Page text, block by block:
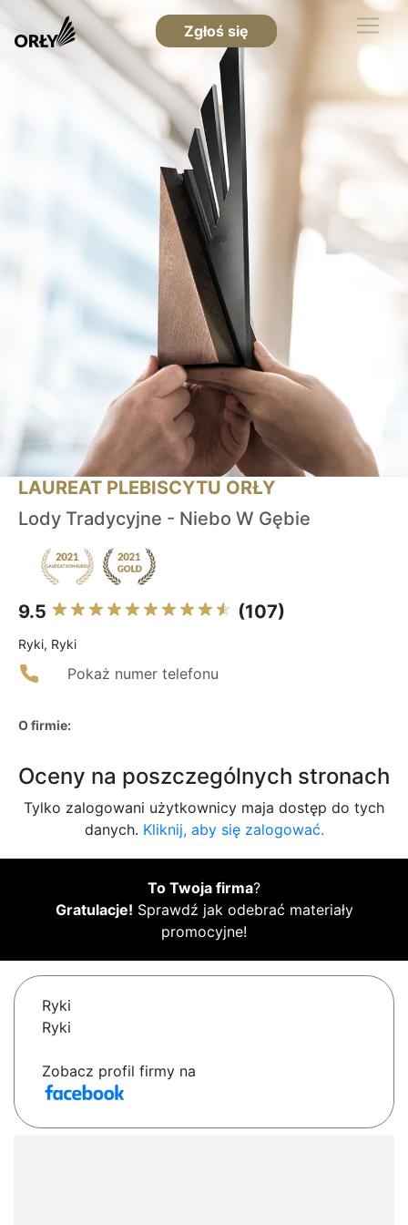
Zgłoś się
LAUREAT PLEBISCYTU ORŁY
Lody Tradycyjne - Niebo W Gębie
9.5 (107)
Ryki, Ryki
Pokaż numer telefonu
O firmie:
Oceny na poszczególnych stronach
Tylko zalogowani użytkownicy maja dostęp do tych
danych. Kliknij, aby się zalogować.
To Twoja firma?
Gratulacje! Sprawdź jak odebrać materiały
promocyjne!
Ryki
Ryki
Zobacz profil firmy na